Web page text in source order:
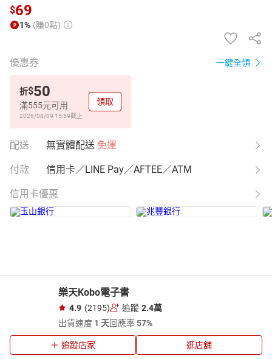
$69
1% (賺0點)
優惠券 一鍵全領
折$50
滿555元可用
2026/08/09 15:59截止
領取
配送 無實體配送 免運
付款 信用卡／LINE Pay／AFTEE／ATM
信用卡優惠
樂天Kobo電子書
4.9 (2195) 追蹤 2.4萬
出貨速度 1 天回應率57%
追蹤店家 逛店舖